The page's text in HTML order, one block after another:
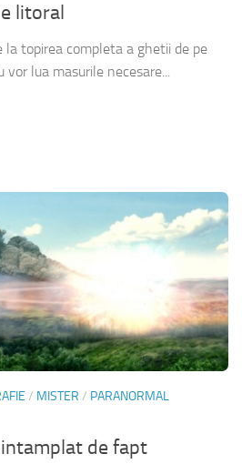
litoral
la topirea completa a ghetii de pe
lua masurile necesare...
/ MISTER / PARANORMAL
de fapt